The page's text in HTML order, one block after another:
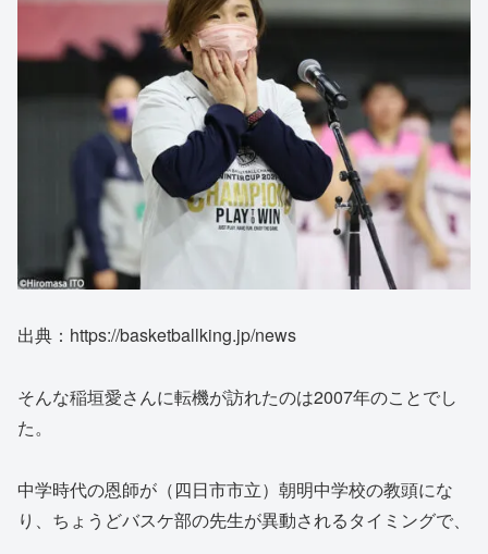
出典：https://basketballking.jp/news
そんな稲垣愛さんに転機が訪れたのは2007年のことでし
た。
中学時代の恩師が（四日市市立）朝明中学校の教頭にな
り、ちょうどバスケ部の先生が異動されるタイミングで、